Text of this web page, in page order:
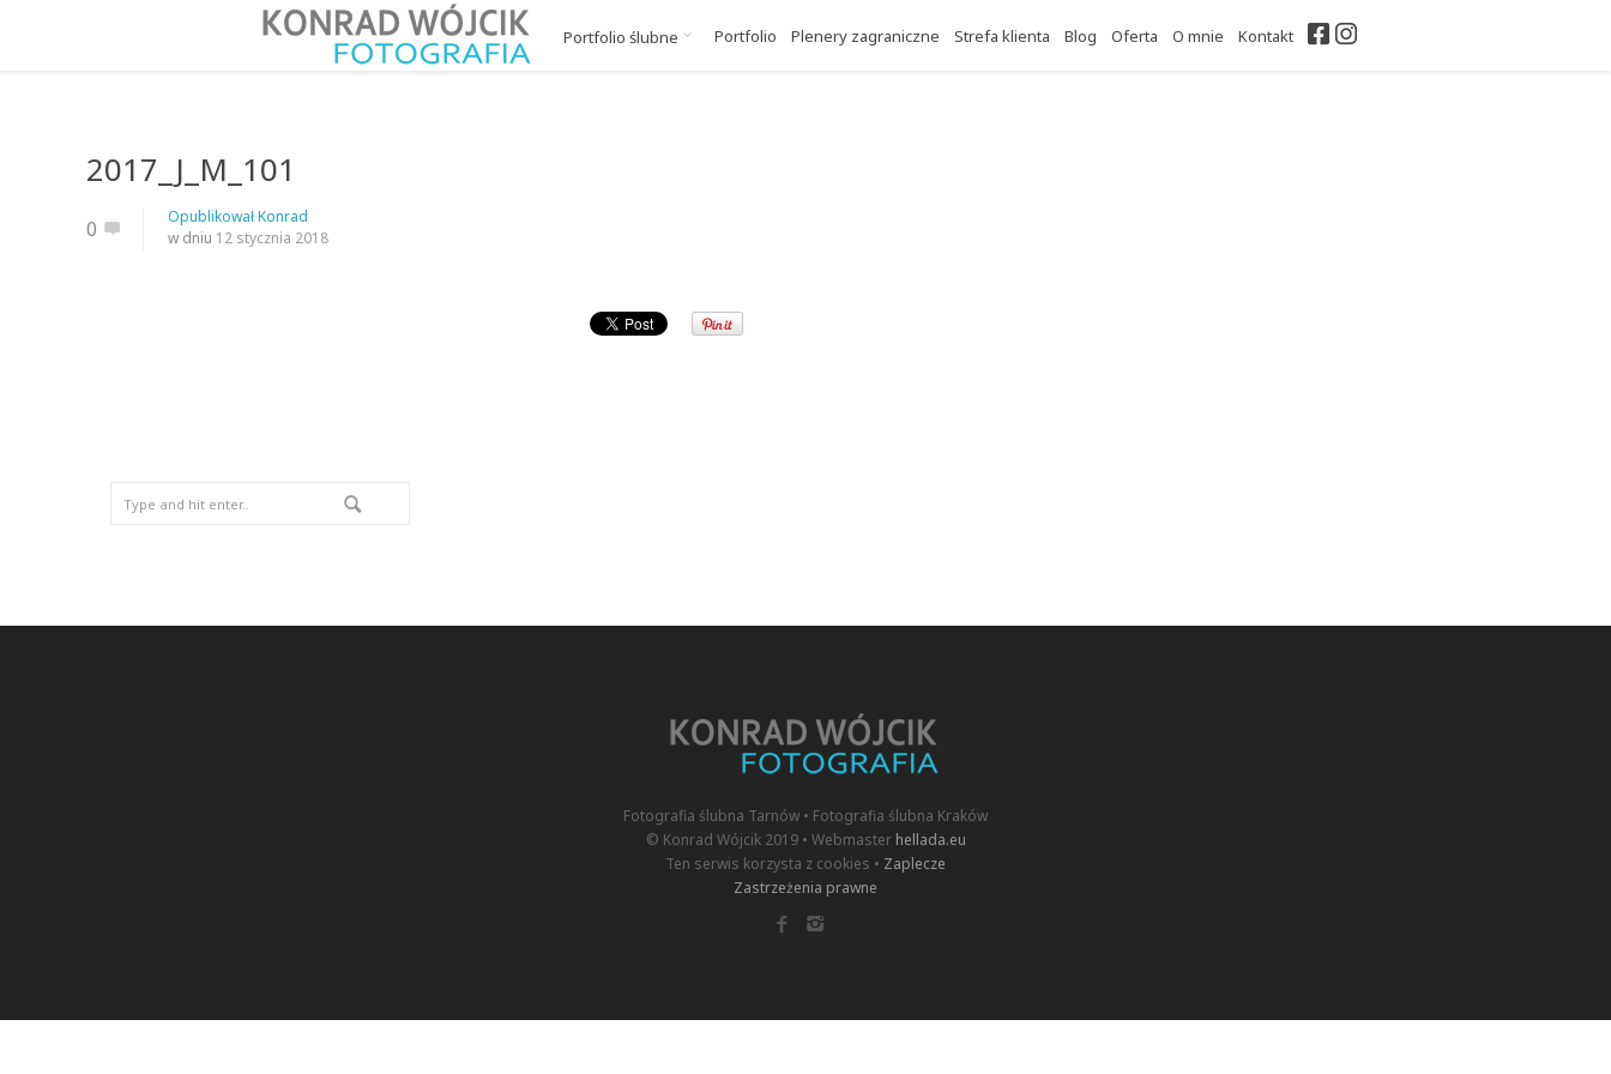
Portfolio ślubne Portfolio Plenery zagraniczne Strefa klienta Blog Oferta O mnie Kontakt Facebook
Instagram
2017_J_M_101
0 OpublikowałKonrad
w dniu 12 stycznia 2018
Fotografia ślubna Tarnów • Fotografia ślubna Kraków
© Konrad Wójcik 2019 • Webmaster hellada.eu
Ten serwis korzysta z cookies • Zaplecze
Zastrzeżenia prawne